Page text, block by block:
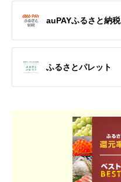
auPAYふるさと納税
ふるさとパレット